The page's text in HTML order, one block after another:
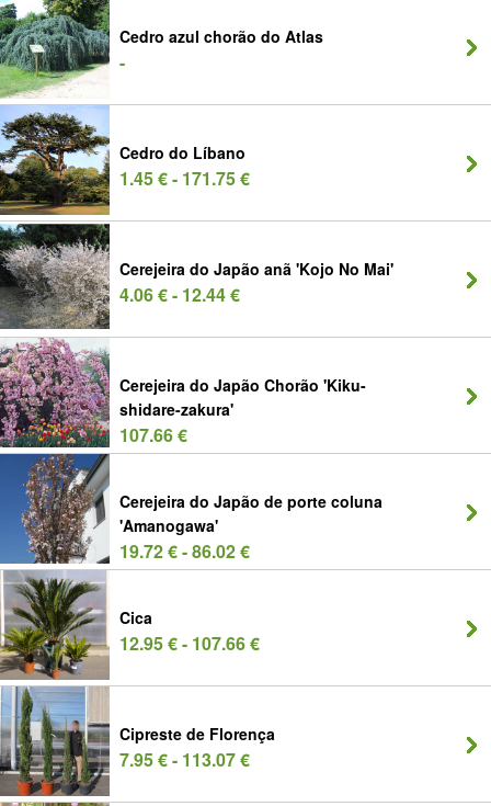
Cedro azul chorão do Atlas
-
Cedro do Líbano
1.45 € - 171.75 €
Cerejeira do Japão anã 'Kojo No Mai'
4.06 € - 12.44 €
Cerejeira do Japão Chorão 'Kiku-
shidare-zakura'
107.66 €
Cerejeira do Japão de porte coluna
'Amanogawa'
19.72 € - 86.02 €
Cica
12.95 € - 107.66 €
Cipreste de Florença
7.95 € - 113.07 €